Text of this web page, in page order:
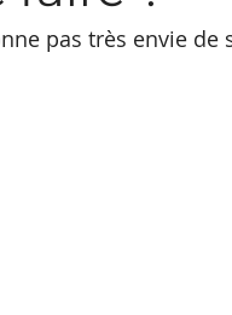
pas très envie